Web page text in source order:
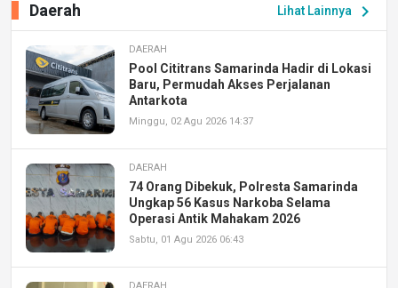
Lihat Lainnya chevron_right
Daerah
DAERAH
Pool Cititrans Samarinda Hadir di Lokasi
Baru, Permudah Akses Perjalanan
Antarkota
Minggu, 02 Agu 2026 14:37
DAERAH
74 Orang Dibekuk, Polresta Samarinda
Ungkap 56 Kasus Narkoba Selama
Operasi Antik Mahakam 2026
Sabtu, 01 Agu 2026 06:43